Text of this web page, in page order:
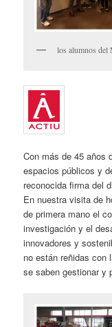
los alumnos
Con más de 45 años
espacios públicos y
reconocida firma del
En nuestra visita de
de primera mano el
investigación y el
innovadores y
no están reñidas con
se saben gestionar y